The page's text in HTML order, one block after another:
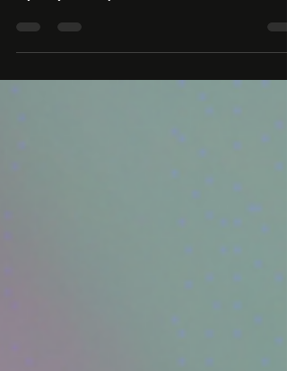
mysl. Výživa hraje klíčovou roli v...